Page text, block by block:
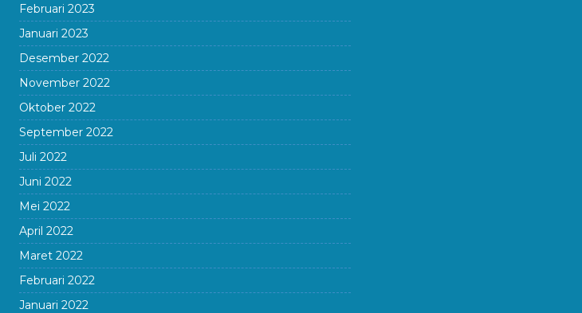
Februari 2023
Januari 2023
Desember 2022
November 2022
Oktober 2022
September 2022
Juli 2022
Juni 2022
Mei 2022
April 2022
Maret 2022
Februari 2022
Januari 2022